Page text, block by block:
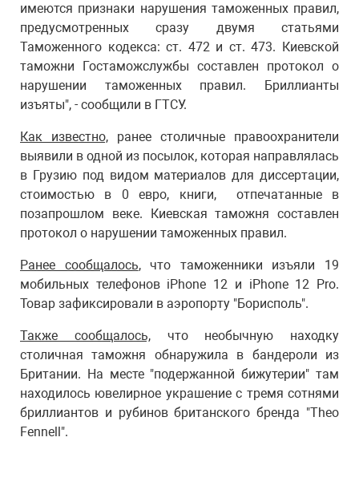
имеются признаки нарушения таможенных правил,
предусмотренных сразу двумя статьями
Таможенного кодекса: ст. 472 и ст. 473. Киевской
таможни Гостаможслужбы составлен протокол о
нарушении таможенных правил. Бриллианты
изъяты", - сообщили в ГТСУ.
Как известно, ранее столичные правоохранители
выявили в одной из посылок, которая направлялась
в Грузию под видом материалов для диссертации,
стоимостью в 0 евро, книги, отпечатанные в
позапрошлом веке. Киевская таможня составлен
протокол о нарушении таможенных правил.
Ранее сообщалось, что таможенники изъяли 19
мобильных телефонов iPhone 12 и iPhone 12 Pro.
Товар зафиксировали в аэропорту "Борисполь".
Также сообщалось,что необычную находку
столичная таможня обнаружила в бандероли из
Британии. На месте "подержанной бижутерии" там
находилось ювелирное украшение с тремя сотнями
бриллиантов и рубинов британского бренда "Theo
Fennell".